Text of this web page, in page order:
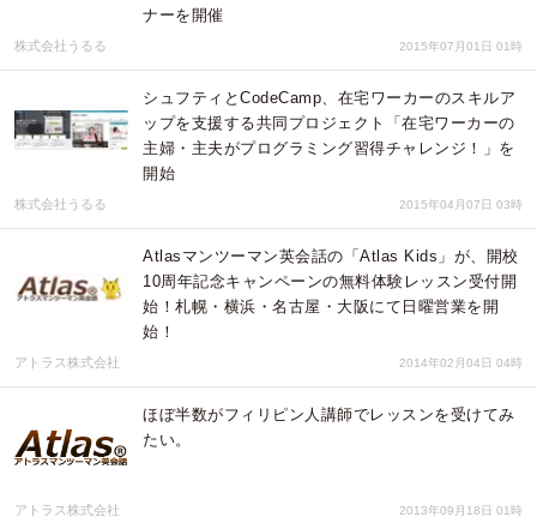
ナーを開催
株式会社うるる 2015年07月01日 01時
シュフティとCodeCamp、在宅ワーカーのスキルア
ップを支援する共同プロジェクト「在宅ワーカーの
主婦・主夫がプログラミング習得チャレンジ！」を
開始
株式会社うるる 2015年04月07日 03時
Atlasマンツーマン英会話の「Atlas Kids」が、開校
10周年記念キャンペーンの無料体験レッスン受付開
始！札幌・横浜・名古屋・大阪にて日曜営業を開
始！
アトラス株式会社 2014年02月04日 04時
ほぼ半数がフィリピン人講師でレッスンを受けてみ
たい。
アトラス株式会社 2013年09月18日 01時